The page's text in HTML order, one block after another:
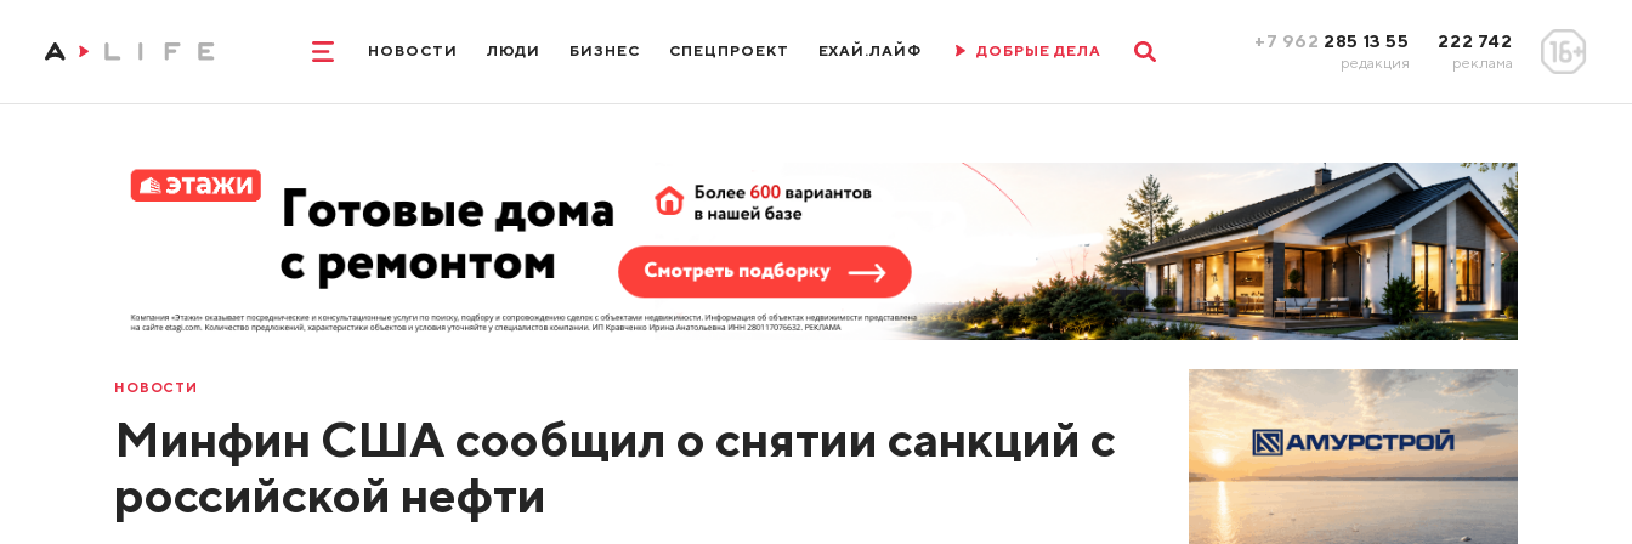
НОВОСТИ ЛЮДИ БИЗНЕС СПЕЦПРОЕКТ ЕХАЙ.ЛАЙФ ДОБРЫЕ ДЕЛА +7 962 285 13 55
редакция
222 742
реклама
НОВОСТИ
Минфин США сообщил о снятии санкций с
российской нефти